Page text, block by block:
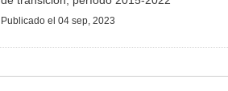
Publicado el 04 sep, 2023